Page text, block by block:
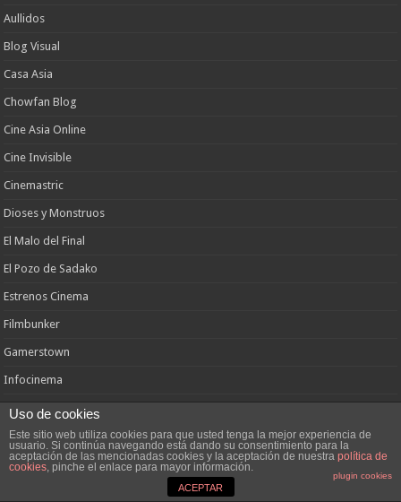
Aullidos
Blog Visual
Casa Asia
Chowfan Blog
Cine Asia Online
Cine Invisible
Cinemastric
Dioses y Monstruos
El Malo del Final
El Pozo de Sadako
Estrenos Cinema
Filmbunker
Gamerstown
Infocinema
Joanpique.com
Katanas y Colegialas
Kifund
Uso de cookies
Este sitio web utiliza cookies para que usted tenga la mejor experiencia de
usuario. Si continúa navegando está dando su consentimiento para la
aceptación de las mencionadas cookies y la aceptación de nuestra política de
cookies, pinche el enlace para mayor información.
plugin cookies
ACEPTAR